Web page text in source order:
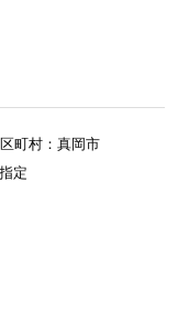
町村：真岡市
定